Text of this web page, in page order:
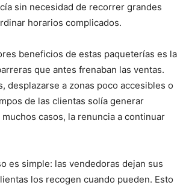
sin necesidad de recorrer grandes
horarios complicados.
beneficios de estas paqueterías es la
que antes frenaban las ventas.
desplazarse a zonas poco accesibles o
de las clientas solía generar
casos, la renuncia a continuar
es simple: las vendedoras dejan sus
los recogen cuando pueden. Esto